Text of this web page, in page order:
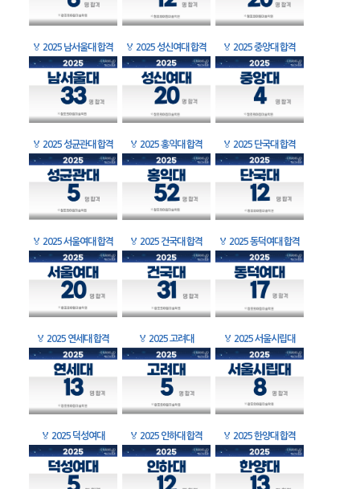
🏅 2025 남서울대 합격 🏅 2025 성신여대 합격 🏅 2025 중앙대 합격
🏅 2025 성균관대 합격 🏅 2025 홍익대 합격 🏅 2025 단국대 합격
🏅 2025 서울여대 합격 🏅 2025 건국대 합격 🏅 2025 동덕여대 합격
🏅 2025 연세대 합격 🏅 2025 고려대 🏅 2025 서울시립대
🏅 2025 덕성여대 🏅 2025 인하대 합격 🏅 2025 한양대 합격